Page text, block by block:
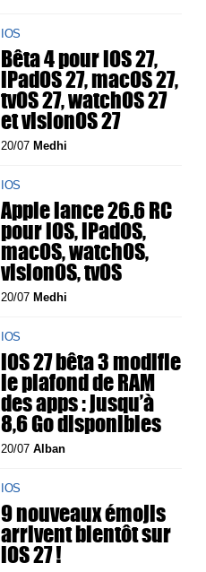
IOS
Bêta 4 pour iOS 27,
iPadOS 27, macOS 27,
tvOS 27, watchOS 27
et visionOS 27
20/07 Medhi
IOS
Apple lance 26.6 RC
pour iOS, iPadOS,
macOS, watchOS,
visionOS, tvOS
20/07 Medhi
IOS
iOS 27 bêta 3 modifie
le plafond de RAM
des apps : jusqu’à
8,6 Go disponibles
20/07Alban
IOS
9 nouveaux émojis
arrivent bientôt sur
iOS 27 !